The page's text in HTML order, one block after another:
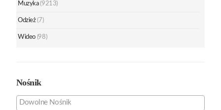
Muzyka (9213)
Odzież (7)
Wideo (98)
Nośnik